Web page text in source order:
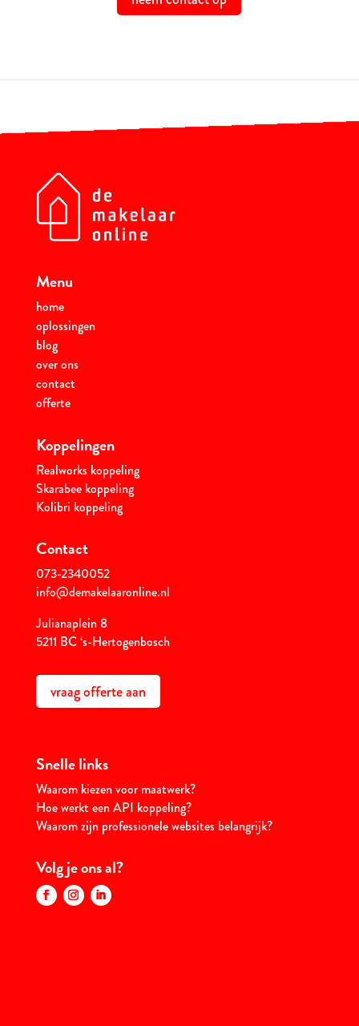
Menu
home
oplossingen
blog
over ons
contact
offerte
Koppelingen
Realworks koppeling
Skarabee koppeling
Kolibri koppeling
Contact
073-2340052
info@demakelaaronline.nl
Julianaplein 8
5211 BC ‘s-Hertogenbosch
vraag offerte aan
Snelle links
Waarom kiezen voor maatwerk?
Hoe werkt een API koppeling?
Waarom zijn professionele websites belangrijk?
Volg je ons al?